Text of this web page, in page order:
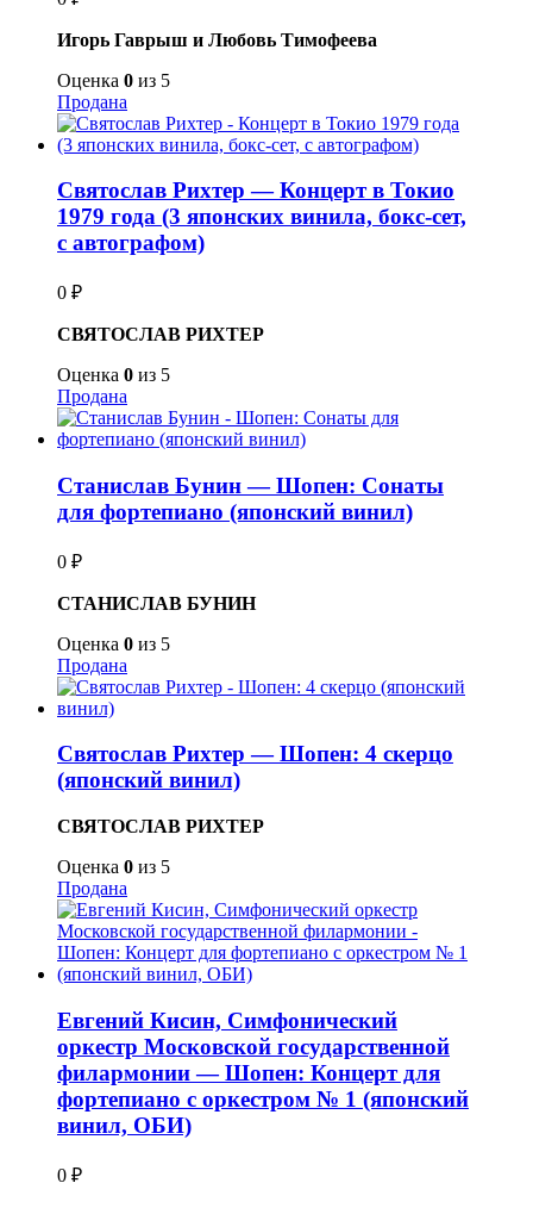
Игорь Гаврыш и Любовь Тимофеева
Оценка 0 из 5
Продана
Святослав Рихтер — Концерт в Токио
1979 года (3 японских винила, бокс-сет,
с автографом)
0 ₽
СВЯТОСЛАВ РИХТЕР
Оценка 0 из 5
Продана
Станислав Бунин — Шопен: Сонаты
для фортепиано (японский винил)
0 ₽
СТАНИСЛАВ БУНИН
Оценка 0 из 5
Продана
Святослав Рихтер — Шопен: 4 скерцо
(японский винил)
СВЯТОСЛАВ РИХТЕР
Оценка 0 из 5
Продана
Евгений Кисин, Симфонический
оркестр Московской государственной
филармонии — Шопен: Концерт для
фортепиано с оркестром № 1 (японский
винил, ОБИ)
0 ₽